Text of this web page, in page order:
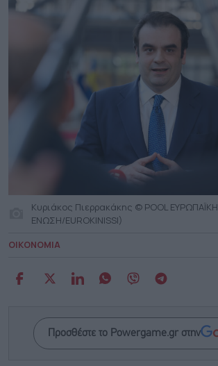
Κυριάκος Πιερρακάκης © POOL ΕΥΡΩΠΑΪΚΗ
ΕΝΩΣΗ/EUROKINISSI)
ΟΙΚΟΝΟΜΙΑ
Προσθέστε το Powergame.gr στην